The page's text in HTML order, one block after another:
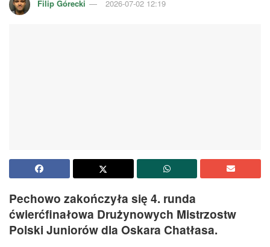
Filip Górecki 2026-07-02 12:19
Pechowo zakończyła się 4. runda
ćwierćfinałowa Drużynowych Mistrzostw
Polski Juniorów dla Oskara Chatłasa.